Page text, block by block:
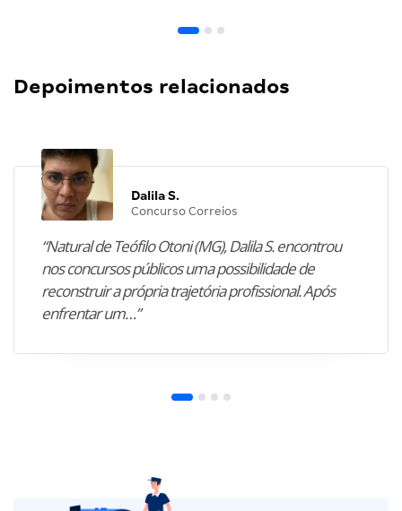
Depoimentos relacionados
Dalila S.
Concurso Correios
“Natural de Teófilo Otoni (MG), Dalila S. encontrou
nos concursos públicos uma possibilidade de
reconstruir a própria trajetória profissional. Após
enfrentar um…”